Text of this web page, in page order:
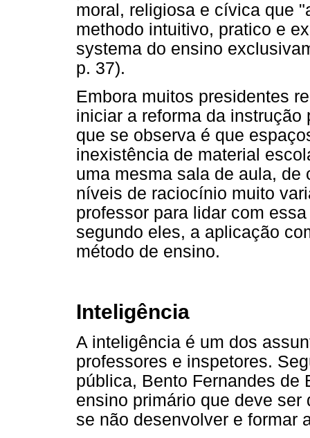
moral, religiosa e cívica que
methodo intuitivo, pratico e
systema do ensino
p. 37).
Embora muitos presidentes
iniciar a reforma da
que se observa é que
inexistência de material
uma mesma sala de aula,
níveis de raciocínio muito
professor para lidar com
segundo eles, a aplicação
método de ensino.
Inteligência
A inteligência é um dos
professores e inspetores.
pública, Bento Fernandes de
ensino primário que deve
se não desenvolver e formar